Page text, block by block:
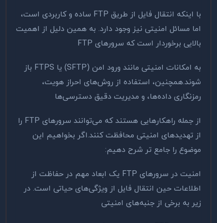
با اینکه انتقال فایل از طریق FTP ساده و کاربردی است،
اما مسائل امنیتی نیز وجود دارد. به همین دلیل از اهمیت
بالایی برخوردار است که سرورهای FTP
به امکانات امنیتی مانند ورود امن (SFTP) یا FTPS باز
شوند.همچنین، استفاده از روش‌های احراز هویت،
رمزنگاری داده‌ها، و مدیریت دقیق دسترسی‌ها
از جمله راهکارهایی هستند که می‌توانند سرورهای FTP را
از تهدیدهای امنیتی محافظت کنند.اگر بخواهیم این
موضوع را جامع تر شرح دهیم:
امنیت در سرورهای FTP یک ابعاد مهم در حفاظت از
اطلاعات حین انتقال فایل از ویژگی‌های حیاتی است. در
زیر به برخی از جنبه‌های امنیتی